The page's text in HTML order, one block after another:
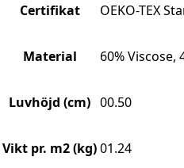
Certifikat OEKO-TEX
Material 60% Viscose,
Luvhöjd (cm) 00.50
Vikt pr. m2 (kg)01.24